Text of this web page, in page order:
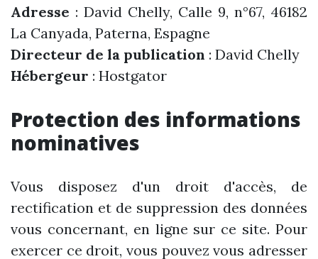
Adresse : David Chelly, Calle 9, n°67, 46182
La Canyada, Paterna, Espagne
Directeur de la publication : David Chelly
Hébergeur : Hostgator
Protection des informations
nominatives
Vous disposez d'un droit d'accès, de
rectification et de suppression des données
vous concernant, en ligne sur ce site. Pour
exercer ce droit, vous pouvez vous adresser